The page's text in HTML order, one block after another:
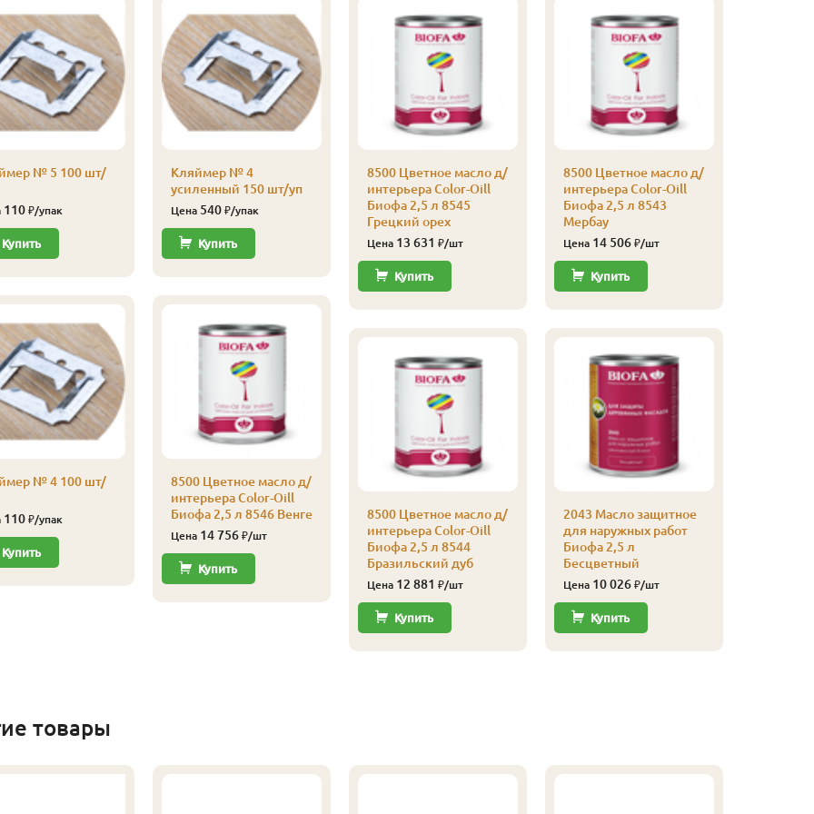
№ 5 100 шт/
110₽/упак
Купить
№ 4 100 шт/
110₽/упак
Купить
Кляймер № 4
усиленный 150 шт/уп
Цена 540₽/упак
Купить
8500 Цветное масло д/
интерьера Color-Oill
Биофа 2,5 л 8546 Венге
Цена 14 756₽/шт
Купить
8500 Цветное масло д/
интерьера Color-Oill
Биофа 2,5 л 8545
Грецкий орех
Цена 13 631 ₽/шт
Купить
8500 Цветное масло д/
интерьера Color-Oill
Биофа 2,5 л 8544
Бразильский дуб
Цена 12 881 ₽/шт
Купить
8500 Цветное масло д/
интерьера Color-Oill
Биофа 2,5 л 8543
Мербау
Цена 14 506₽/шт
Купить
2043 Масло защитное
для наружных работ
Биофа 2,5 л
Бесцветный
Цена 10 026₽/шт
Купить
товары